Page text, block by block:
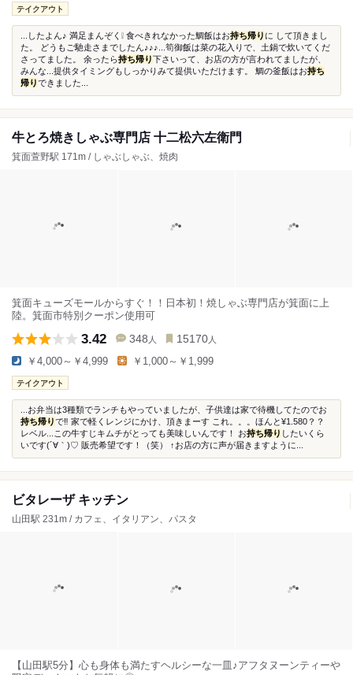
テイクアウト
...したよん♪ 満足まんぞく❕ 食べきれなかった鯛飯はお持ち帰り に して頂きまし
た。 どうもご馳走さまでしたん♪♪♪...筍御飯は菜の花入りで、土鍋で炊いてくだ
さってました。 余ったら持ち帰り下さいって、お店の方が言われてましたが、
みんな...提供タイミングもしっかりみて提供いただけます。 鯛の釜飯はお持ち
帰りできました...
牛とろ焼きしゃぶ専門店 十二松六左衛門
箕面萱野駅 171m / しゃぶしゃぶ、焼肉
箕面キューズモールからすぐ！！日本初！焼しゃぶ専門店が箕面に上
陸。箕面市特別クーポン使用可
3.42 348 人 15170 人
￥4,000～￥4,999 ￥1,000～￥1,999
テイクアウト
...お弁当は3種類でランチもやっていましたが、子供達は家で待機してたのでお
持ち帰りで‼️ 家で軽くレンジにかけ、頂きまーす これ。。。ほんと¥1.580？？
レベル...この牛すじキムチがとっても美味しいんです！ お持ち帰り したいくら
いです(´∀｀)♡ 販売希望です！（笑） ↑お店の方に声が届きますように...
ビタレーザ キッチン
山田駅 231m / カフェ、イタリアン、パスタ
【山田駅5分】心も身体も満たすヘルシーな一皿♪アフタヌーンティーや